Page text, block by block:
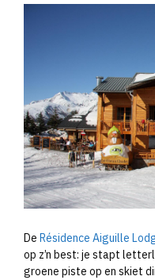
De Résidence Aiguille
op z’n best: je stapt
groene piste op en skiet